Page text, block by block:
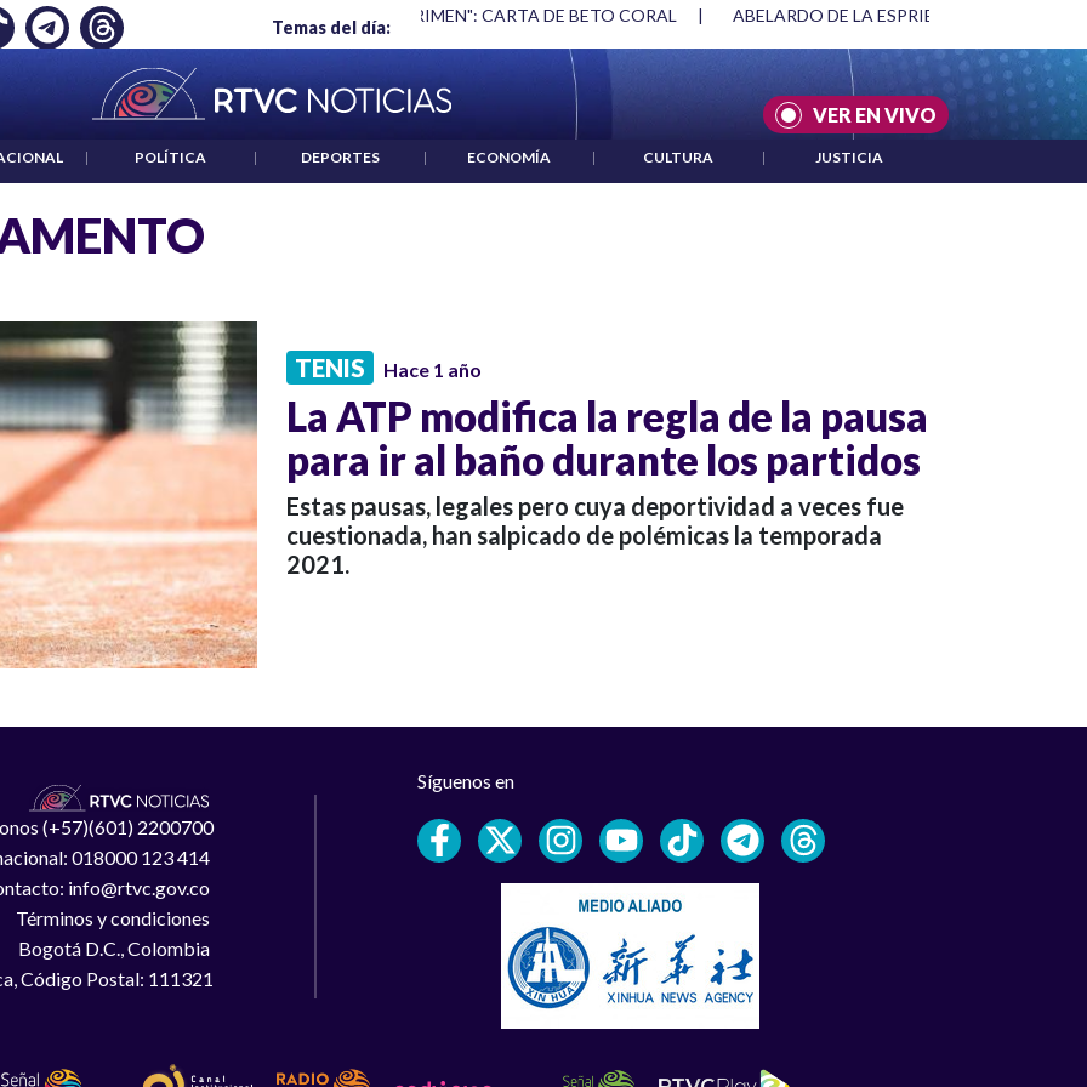
Temas del día:
EMPLEO: JP MORGAN "HABLAR NO ES UN CRIMEN": CARTA DE BETO CORAL | ABELARDO DE LA ESPRIELLA Y DMG
VER EN VIVO
| POLÍTICA | DEPORTES | ECONOMÍA | CULTURA | JUSTICIA
TENIS Hace 1 año
La ATP modifica la regla de la pausa
para ir al baño durante los partidos
Estas pausas, legales pero cuya deportividad a veces fue
cuestionada, han salpicado de polémicas la temporada
2021.
(+57)(601) 2200700
018000 123 414
info@rtvc.gov.co
Términos y condiciones
Bogotá D.C., Colombia
Código Postal: 111321
Síguenos en